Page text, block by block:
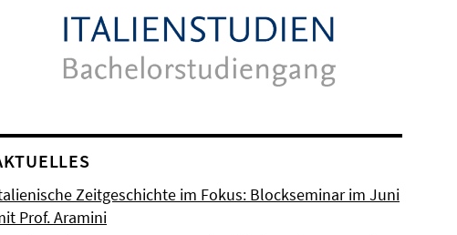
Zeitgeschichte im Fokus: Blockseminar im Juni
Prof. Aramini